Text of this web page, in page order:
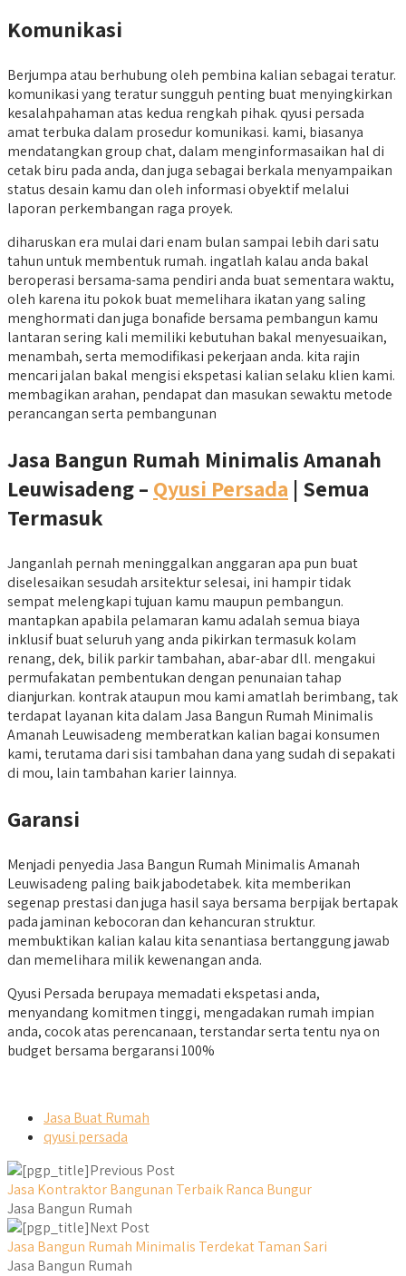
Komunikasi
Berjumpa atau berhubung oleh pembina kalian sebagai teratur.
komunikasi yang teratur sungguh penting buat menyingkirkan
kesalahpahaman atas kedua rengkah pihak. qyusi persada
amat terbuka dalam prosedur komunikasi. kami, biasanya
mendatangkan group chat, dalam menginformasaikan hal di
cetak biru pada anda, dan juga sebagai berkala menyampaikan
status desain kamu dan oleh informasi obyektif melalui
laporan perkembangan raga proyek.
diharuskan era mulai dari enam bulan sampai lebih dari satu
tahun untuk membentuk rumah. ingatlah kalau anda bakal
beroperasi bersama-sama pendiri anda buat sementara waktu,
oleh karena itu pokok buat memelihara ikatan yang saling
menghormati dan juga bonafide bersama pembangun kamu
lantaran sering kali memiliki kebutuhan bakal menyesuaikan,
menambah, serta memodifikasi pekerjaan anda. kita rajin
mencari jalan bakal mengisi ekspetasi kalian selaku klien kami.
membagikan arahan, pendapat dan masukan sewaktu metode
perancangan serta pembangunan
Jasa Bangun Rumah Minimalis Amanah
Leuwisadeng – Qyusi Persada | Semua
Termasuk
Janganlah pernah meninggalkan anggaran apa pun buat
diselesaikan sesudah arsitektur selesai, ini hampir tidak
sempat melengkapi tujuan kamu maupun pembangun.
mantapkan apabila pelamaran kamu adalah semua biaya
inklusif buat seluruh yang anda pikirkan termasuk kolam
renang, dek, bilik parkir tambahan, abar-abar dll. mengakui
permufakatan pembentukan dengan penunaian tahap
dianjurkan. kontrak ataupun mou kami amatlah berimbang, tak
terdapat layanan kita dalam Jasa Bangun Rumah Minimalis
Amanah Leuwisadeng memberatkan kalian bagai konsumen
kami, terutama dari sisi tambahan dana yang sudah di sepakati
di mou, lain tambahan karier lainnya.
Garansi
Menjadi penyedia Jasa Bangun Rumah Minimalis Amanah
Leuwisadeng paling baik jabodetabek. kita memberikan
segenap prestasi dan juga hasil saya bersama berpijak bertapak
pada jaminan kebocoran dan kehancuran struktur.
membuktikan kalian kalau kita senantiasa bertanggung jawab
dan memelihara milik kewenangan anda.
Qyusi Persada berupaya memadati ekspetasi anda,
menyandang komitmen tinggi, mengadakan rumah impian
anda, cocok atas perencanaan, terstandar serta tentu nya on
budget bersama bergaransi 100%
Jasa Buat Rumah
qyusi persada
Previous Post
Jasa Kontraktor Bangunan Terbaik Ranca Bungur
Jasa Bangun Rumah
Next Post
Jasa Bangun Rumah Minimalis Terdekat Taman Sari
Jasa Bangun Rumah